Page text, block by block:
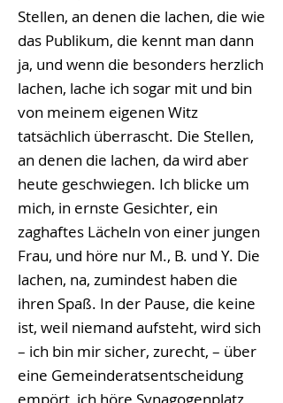
Stellen, an denen die lachen, die wie
das Publikum, die kennt man dann
ja, und wenn die besonders herzlich
lachen, lache ich sogar mit und bin
von meinem eigenen Witz
tatsächlich überrascht. Die Stellen,
an denen die lachen, da wird aber
heute geschwiegen. Ich blicke um
mich, in ernste Gesichter, ein
zaghaftes Lächeln von einer jungen
Frau, und höre nur M., B. und Y. Die
lachen, na, zumindest haben die
ihren Spaß. In der Pause, die keine
ist, weil niemand aufsteht, wird sich
– ich bin mir sicher, zurecht, – über
eine Gemeinderatsentscheidung